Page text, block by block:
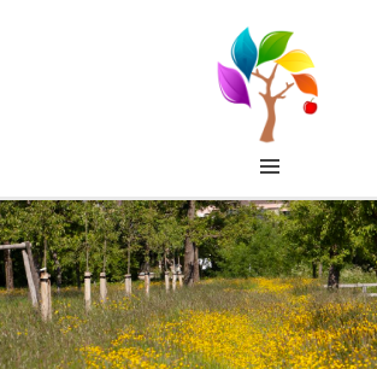
FRUITCOLLECTIE